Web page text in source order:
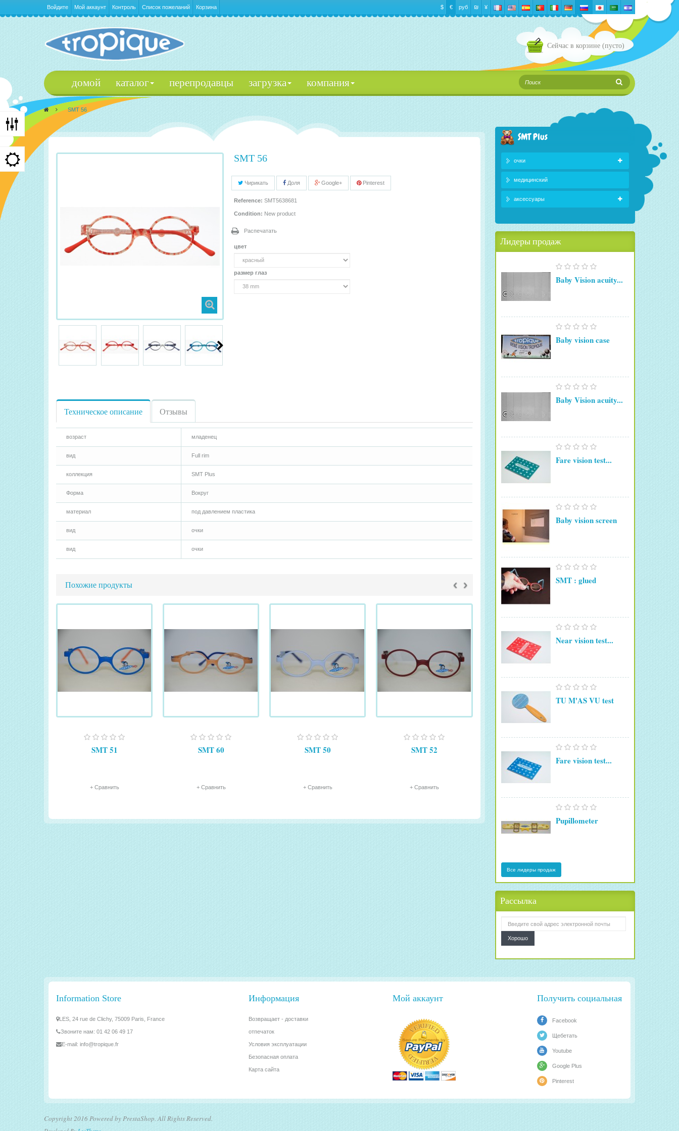
$ € руб ₪‎ ¥
Войдите Мой аккаунт Контроль Список пожеланий Корзина
Сейчас в корзине (пусто)
домой каталог перепродавцы загрузка компания
> SMT 56
SMT 56
Чирикать Доля Google+ Pinterest
Reference: SMT5638681
Condition: New product
Распечатать
цвет
размер глаз
Техническое описание Отзывы
возраст младенец
вид Full rim
коллекция SMT Plus
Форма Вокруг
материал под давлением пластика
вид очки
вид очки
Похожие продукты ‹ ›
SMT 51
+ Сравнить
SMT 60
+ Сравнить
SMT 50
+ Сравнить
SMT 52
+ Сравнить
SMT Plus
очки
медицинский
аксессуары
Лидеры продаж
Baby Vision acuity...
Baby vision case
Baby Vision acuity...
Fare vision test...
Baby vision screen
SMT : glued
Near vision test...
TU M'AS VU test
Fare vision test...
Pupillometer
Все лидеры продаж
Рассылка
Хорошо
Information Store
LES, 24 rue de Clichy, 75009 Paris, France
Звоните нам: 01 42 06 49 17
E-mail: info@tropique.fr
Информация
Возвращает - доставки
отпечаток
Условия эксплуатации
Безопасная оплата
Карта сайта
Мой аккаунт Получить социальная
Facebook
Щебетать
Youtube
Google Plus
Pinterest
Copyright 2016 Powered by PrestaShop. All Rights Reserved.